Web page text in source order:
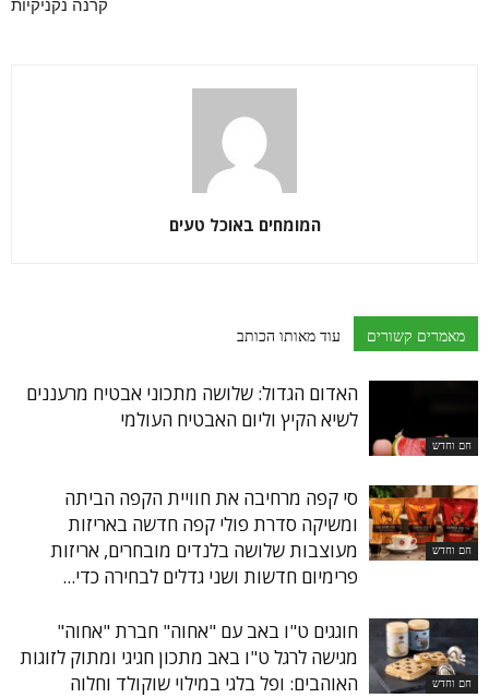
קרנה נקניקיות
המומחים באוכל טעים
מאמרים קשורים עוד מאותו הכותב
חם וחדש
האדום הגדול: שלושה מתכוני אבטיח מרעננים
לשיא הקיץ וליום האבטיח העולמי
חם וחדש
סי קפה מרחיבה את חוויית הקפה הביתה
ומשיקה סדרת פולי קפה חדשה באריזות
מעוצבות שלושה בלנדים מובחרים, אריזות
פרימיום חדשות ושני גדלים לבחירה כדי...
חם וחדש
חוגגים ט"ו באב עם "אחוה" חברת "אחוה"
מגישה לרגל ט"ו באב מתכון חגיגי ומתוק לזוגות
האוהבים: ופל בלגי במילוי שוקולד וחלוה